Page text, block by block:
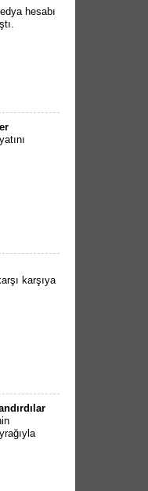
hesabı
karşıya